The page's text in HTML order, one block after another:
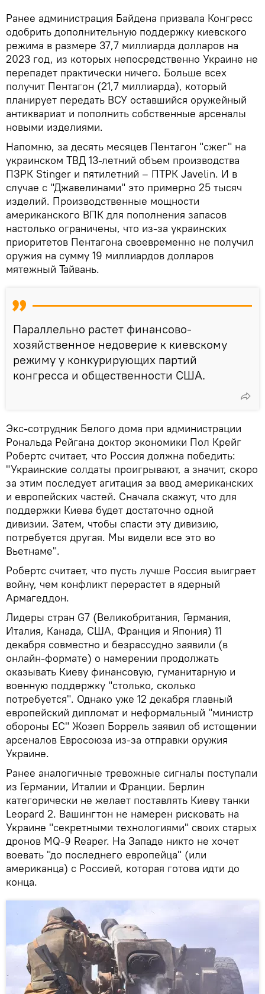
Ранее администрация Байдена призвала Конгресс
одобрить дополнительную поддержку киевского
режима в размере 37,7 миллиарда долларов на
2023 год, из которых непосредственно Украине не
перепадет практически ничего. Больше всех
получит Пентагон (21,7 миллиарда), который
планирует передать ВСУ оставшийся оружейный
антиквариат и пополнить собственные арсеналы
новыми изделиями.
Напомню, за десять месяцев Пентагон "сжег" на
украинском ТВД 13-летний объем производства
ПЗРК Stinger и пятилетний – ПТРК Javelin. И в
случае с "Джавелинами" это примерно 25 тысяч
изделий. Производственные мощности
американского ВПК для пополнения запасов
настолько ограничены, что из-за украинских
приоритетов Пентагона своевременно не получил
оружия на сумму 19 миллиардов долларов
мятежный Тайвань.
Параллельно растет финансово-
хозяйственное недоверие к киевскому
режиму у конкурирующих партий
конгресса и общественности США.
Экс-сотрудник Белого дома при администрации
Рональда Рейгана доктор экономики Пол Крейг
Робертс считает, что Россия должна победить:
"Украинские солдаты проигрывают, а значит, скоро
за этим последует агитация за ввод американских
и европейских частей. Сначала скажут, что для
поддержки Киева будет достаточно одной
дивизии. Затем, чтобы спасти эту дивизию,
потребуется другая. Мы видели все это во
Вьетнаме".
Робертс считает, что пусть лучше Россия выиграет
войну, чем конфликт перерастет в ядерный
Армагеддон.
Лидеры стран G7 (Великобритания, Германия,
Италия, Канада, США, Франция и Япония) 11
декабря совместно и безрассудно заявили (в
онлайн-формате) о намерении продолжать
оказывать Киеву финансовую, гуманитарную и
военную поддержку "столько, сколько
потребуется". Однако уже 12 декабря главный
европейский дипломат и неформальный "министр
обороны ЕС" Жозеп Боррель заявил об истощении
арсеналов Евросоюза из-за отправки оружия
Украине.
Ранее аналогичные тревожные сигналы поступали
из Германии, Италии и Франции. Берлин
категорически не желает поставлять Киеву танки
Leopard 2. Вашингтон не намерен рисковать на
Украине "секретными технологиями" своих старых
дронов MQ-9 Reaper. На Западе никто не хочет
воевать "до последнего европейца" (или
американца) с Россией, которая готова идти до
конца.